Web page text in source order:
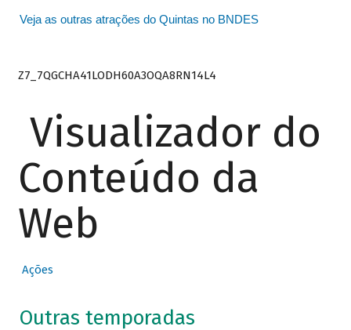
Veja as outras atrações do Quintas no BNDES
Z7_7QGCHA41LODH60A3OQA8RN14L4
Visualizador do
Conteúdo da
Web
Ações
Outras temporadas